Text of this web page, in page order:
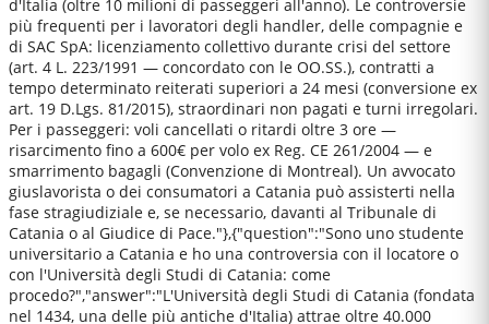
d'Italia (oltre 10 milioni di passeggeri all'anno). Le controversie
più frequenti per i lavoratori degli handler, delle compagnie e
di SAC SpA: licenziamento collettivo durante crisi del settore
(art. 4 L. 223/1991 — concordato con le OO.SS.), contratti a
tempo determinato reiterati superiori a 24 mesi (conversione ex
art. 19 D.Lgs. 81/2015), straordinari non pagati e turni irregolari.
Per i passeggeri: voli cancellati o ritardi oltre 3 ore —
risarcimento fino a 600€ per volo ex Reg. CE 261/2004 — e
smarrimento bagagli (Convenzione di Montreal). Un avvocato
giuslavorista o dei consumatori a Catania può assisterti nella
fase stragiudiziale e, se necessario, davanti al Tribunale di
Catania o al Giudice di Pace."},{"question":"Sono uno studente
universitario a Catania e ho una controversia con il locatore o
con l'Università degli Studi di Catania: come
procedo?","answer":"L'Università degli Studi di Catania (fondata
nel 1434, una delle più antiche d'Italia) attrae oltre 40.000